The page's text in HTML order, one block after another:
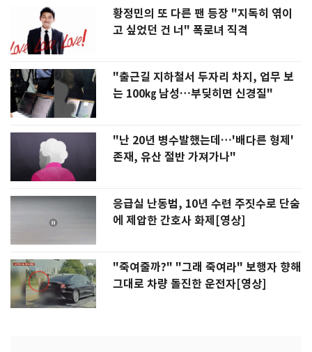
황정민의 또 다른 팬 등장 "지독히 엮이
고 싶었던 건 너" 폭로녀 직격
"출근길 지하철서 두자리 차지, 업무 보
는 100㎏ 남성…부딪히면 신경질"
"난 20년 병수발했는데…'배다른 형제'
존재, 유산 절반 가져가나"
응급실 난동범, 10년 수련 주짓수로 단숨
에 제압한 간호사 화제[영상]
"죽여줄까?" "그래 죽여라" 보행자 향해
그대로 차량 돌진한 운전자[영상]